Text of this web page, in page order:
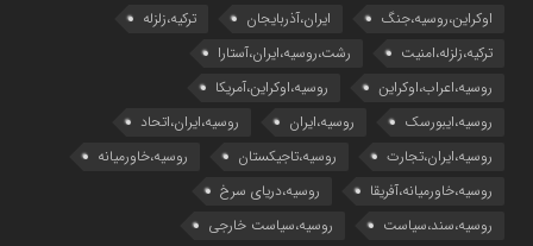
اوکراین،روسیه،جنگ
ایران،آذربایجان
ترکیه،زلزله
ترکیه،زلزله،امنیت
رشت،روسیه،ایران،آستارا
روسیه،اعراب،اوکراین
روسیه،اوکراین،آمریکا
روسیه،ایبورسک
روسیه،ایران
روسیه،ایران،اتحاد
روسیه،ایران،تجارت
روسیه،تاجیکستان
روسیه،خاورمیانه
روسیه،خاورمیانه،آفریقا
روسیه،دریای سرخ
روسیه،سند،سیاست
روسیه،سیاست خارجی